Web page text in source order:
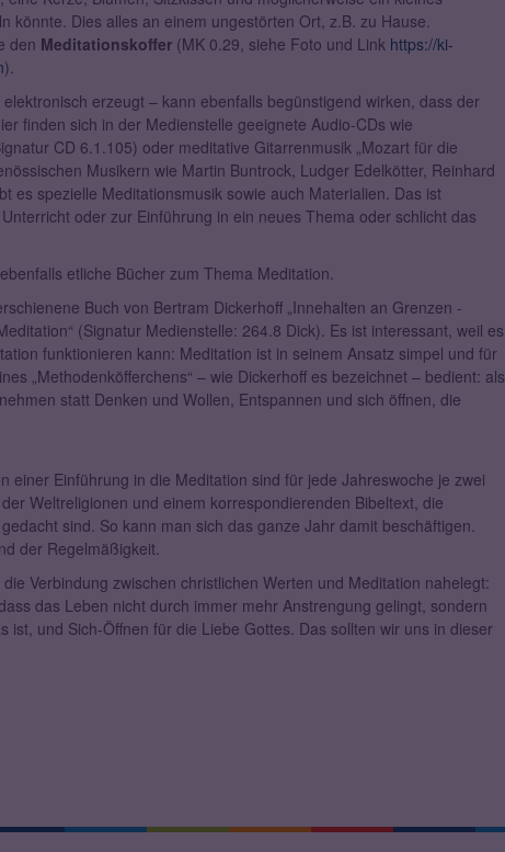
könnte. Dies alles an einem ungestörten Ort, z.B. zu Hause.
den Meditationskoffer (MK 0.29, siehe Foto und Link https://ki-
).
erzeugt – kann ebenfalls begünstigend wirken, dass der
finden sich in der Medienstelle geeignete Audio-CDs wie
CD 6.1.105) oder meditative Gitarrenmusik „Mozart für die
Musikern wie Martin Buntrock, Ludger Edelkötter, Reinhard
es spezielle Meditationsmusik sowie auch Materialien. Das ist
oder zur Einführung in ein neues Thema oder schlicht das
etliche Bücher zum Thema Meditation.
Buch von Bertram Dickerhoff „Innehalten an Grenzen -
(Signatur Medienstelle: 264.8 Dick). Es ist interessant, weil es
funktionieren kann: Meditation ist in seinem Ansatz simpel und für
„Methodenköfferchens“ – wie Dickerhoff es bezeichnet – bedient: als
statt Denken und Wollen, Entspannen und sich öffnen, die
einer Einführung in die Meditation sind für jede Jahreswoche je zwei
Weltreligionen und einem korrespondierenden Bibeltext, die
sind. So kann man sich das ganze Jahr damit beschäftigen.
der Regelmäßigkeit.
Verbindung zwischen christlichen Werten und Meditation nahelegt:
das Leben nicht durch immer mehr Anstrengung gelingt, sondern
ist, und Sich-Öffnen für die Liebe Gottes. Das sollten wir uns in dieser